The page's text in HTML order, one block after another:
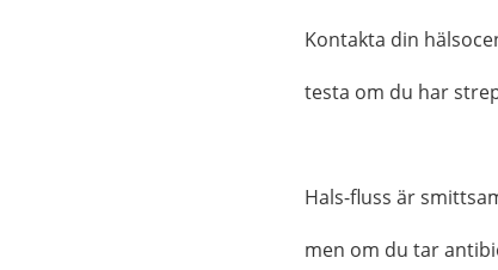
Kontakta din
testa om du har
Hals-fluss är
men om du tar